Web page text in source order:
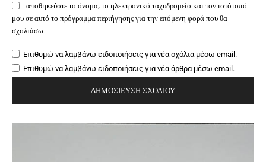
αποθηκεύστε το όνομα, το ηλεκτρονικό ταχυδρομείο και τον ιστότοπό
μου σε αυτό το πρόγραμμα περιήγησης για την επόμενη φορά που θα
σχολιάσω.
Επιθυμώ να λαμβάνω ειδοποιήσεις για νέα σχόλια μέσω email.
Επιθυμώ να λαμβάνω ειδοποιήσεις για νέα άρθρα μέσω email.